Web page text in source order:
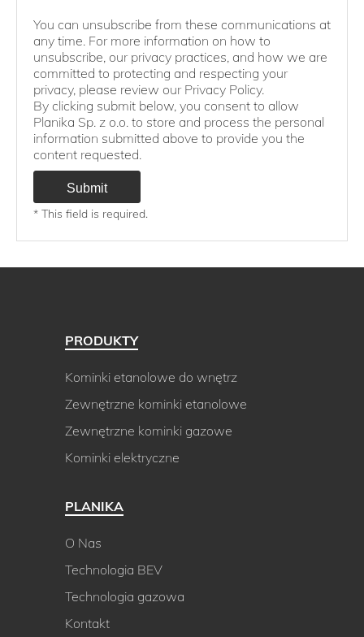
You can unsubscribe from these communications at
any time. For more information on how to
unsubscribe, our privacy practices, and how we are
committed to protecting and respecting your
privacy, please review our Privacy Policy.
By clicking submit below, you consent to allow
Planika Sp. z o.o. to store and process the personal
information submitted above to provide you the
content requested.
* This field is required.
PRODUKTY
Kominki etanolowe do wnętrz
Zewnętrzne kominki etanolowe
Zewnętrzne kominki gazowe
Kominki elektryczne
PLANIKA
O Nas
Technologia BEV
Technologia gazowa
Kontakt